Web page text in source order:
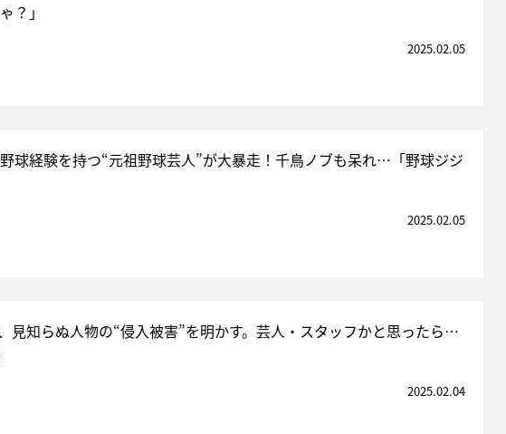
？」
2025.02.05
球経験を持つ“元祖野球芸人”が大暴走！千鳥ノブも呆れ…「野球ジジ
2025.02.05
見知らぬ人物の“侵入被害”を明かす。芸人・スタッフかと思ったら…
2025.02.04